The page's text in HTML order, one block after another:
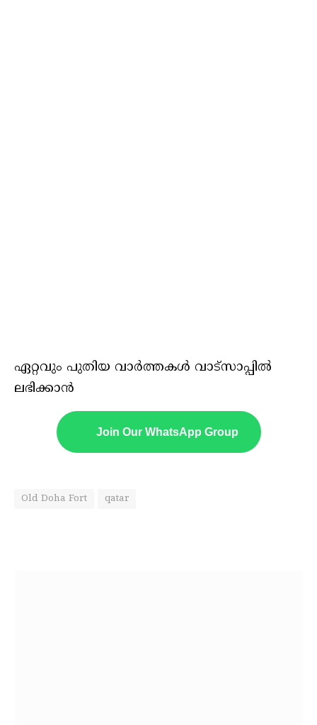
ഏറ്റവും പുതിയ വാർത്തകൾ വാട്സാപ്പിൽ
ലഭിക്കാൻ
Join Our WhatsApp Group
Old Doha Fort qatar